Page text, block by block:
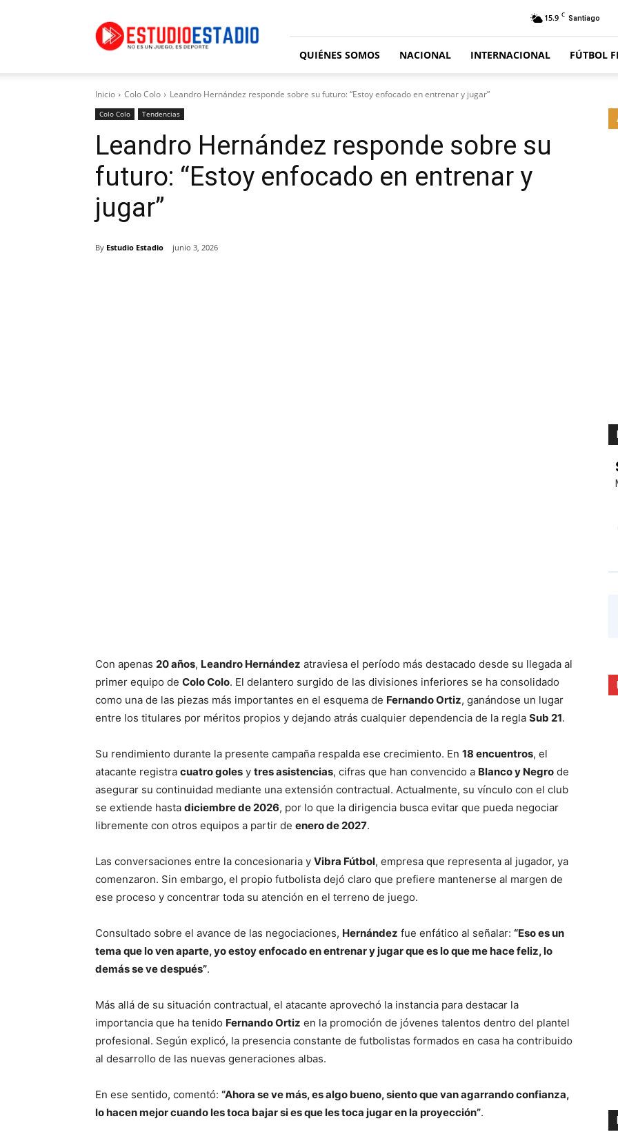
Estadio
15.9 C Santiago
QUIÉNES SOMOS NACIONAL INTERNACIONAL FÚTBOL
Inicio Colo Colo Leandro Hernández responde sobre su futuro: “Estoy enfocado en entrenar y jugar”
Colo Colo Tendencias
Leandro Hernández responde sobre su
futuro: “Estoy enfocado en entrenar y
jugar”
By Estudio Estadio junio 3, 2026
Con apenas 20 años, Leandro Hernández atraviesa el período más destacado desde su llegada al
primer equipo de Colo Colo. El delantero surgido de las divisiones inferiores se ha consolidado
como una de las piezas más importantes en el esquema de Fernando Ortiz, ganándose un lugar
entre los titulares por méritos propios y dejando atrás cualquier dependencia de la regla Sub 21.
Su rendimiento durante la presente campaña respalda ese crecimiento. En 18 encuentros, el
atacante registra cuatro goles y tres asistencias, cifras que han convencido a Blanco y Negro de
asegurar su continuidad mediante una extensión contractual. Actualmente, su vínculo con el club
se extiende hasta diciembre de 2026, por lo que la dirigencia busca evitar que pueda negociar
libremente con otros equipos a partir de enero de 2027.
Las conversaciones entre la concesionaria y Vibra Fútbol, empresa que representa al jugador, ya
comenzaron. Sin embargo, el propio futbolista dejó claro que prefiere mantenerse al margen de
ese proceso y concentrar toda su atención en el terreno de juego.
Consultado sobre el avance de las negociaciones, Hernández fue enfático al señalar: “Eso es un
tema que lo ven aparte, yo estoy enfocado en entrenar y jugar que es lo que me hace feliz, lo
demás se ve después”.
Más allá de su situación contractual, el atacante aprovechó la instancia para destacar la
importancia que ha tenido Fernando Ortiz en la promoción de jóvenes talentos dentro del plantel
profesional. Según explicó, la presencia constante de futbolistas formados en casa ha contribuido
al desarrollo de las nuevas generaciones albas.
En ese sentido, comentó: “Ahora se ve más, es algo bueno, siento que van agarrando confianza,
lo hacen mejor cuando les toca bajar si es que les toca jugar en la proyección”.